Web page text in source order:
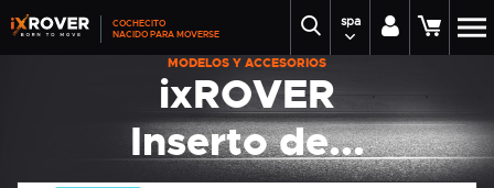
COCHECITO
NACIDO PARA MOVERSE
spa
MODELOS Y ACCESORIOS
ixROVER
Inserto de...